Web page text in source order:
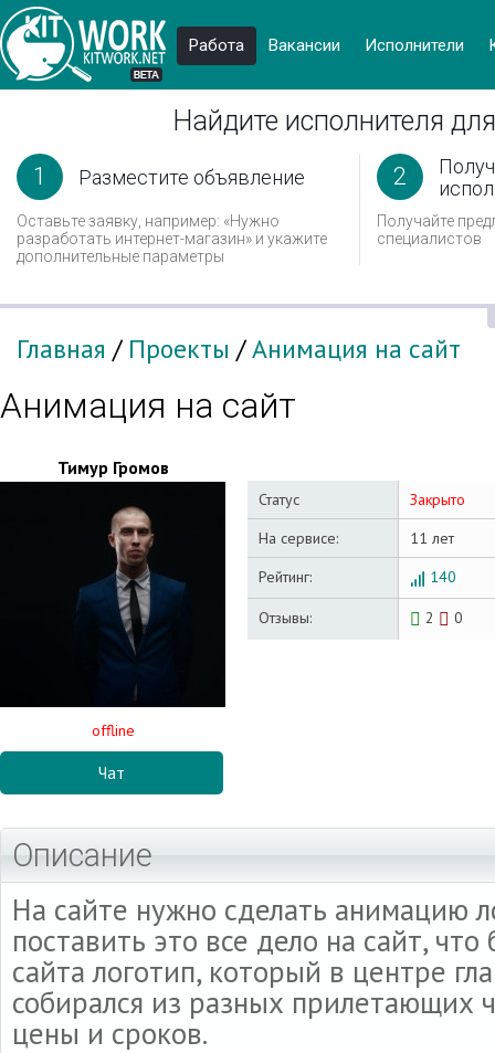
Работа Вакансии Иcполнители
Найдите исполнителя
1 Разместите объявление
Оставьте заявку, например: «Нужно
разработать интернет-магазин» и укажите
дополнительные параметры
2
Получайте
специалистов
Главная / Проекты /Анимация на сайт
Анимация на сайт
Тимур Громов
offline
Чат
Статус
Закрыто
На сервисе:
11 лет
Рейтинг:
140
Отзывы: 2 0
Описание
На сайте нужно сделать анимацию
поставить это все дело на сайт,
сайта логотип, который в центре
собирался из разных прилетающих
цены и сроков.